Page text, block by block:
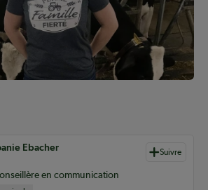
Ebacher Suivre
en communication